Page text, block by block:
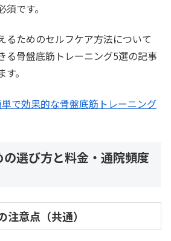
です。
るためのセルフケア方法について
る骨盤底筋トレーニング5選の記事
。
で効果的な骨盤底筋トレーニング
選び方と料金・通院頻度
意点（共通）